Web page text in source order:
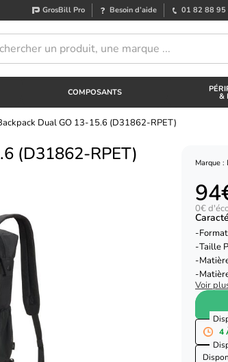
GrosBill Pro Besoin d’aide 01 82 88 95
COMPOSANTS &
Dual GO 13-15.6 (D31862-RPET)
(D31862-RPET) Marque :
0€
Taille
Voir
4